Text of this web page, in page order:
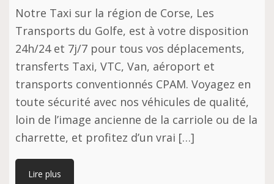
Notre Taxi sur la région de Corse, Les
Transports du Golfe, est à votre disposition
24h/24 et 7j/7 pour tous vos déplacements,
transferts Taxi, VTC, Van, aéroport et
transports conventionnés CPAM. Voyagez en
toute sécurité avec nos véhicules de qualité,
loin de l’image ancienne de la carriole ou de la
charrette, et profitez d’un vrai […]
Lire plus